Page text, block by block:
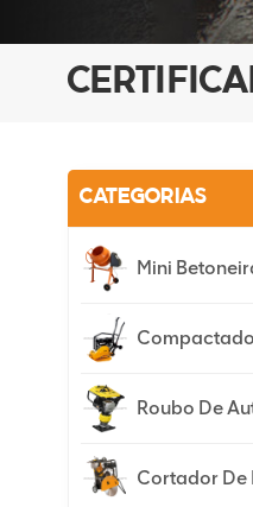
CATEGORIAS
Mini
Roubo De
Cortador De